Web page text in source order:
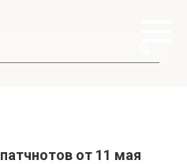
от 11 мая